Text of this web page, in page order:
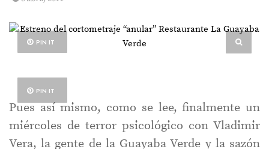
PIN IT
PIN IT
Pues así mismo, como se lee, finalmente un
miércoles de terror psicológico con Vladimir
Vera, la gente de la Guayaba Verde y la sazón